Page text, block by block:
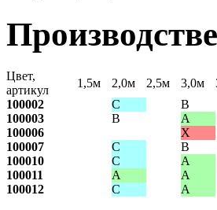
Цвет,
артикул
1,5м 2,0м 2,5м 3,0м
100002
C В
100003
В A
100006
X
100007
C В
100010
C A
100011
A A
100012
C A